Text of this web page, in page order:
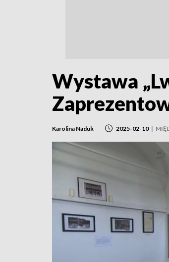
Wystawa
Karolina Naduk 2025-02-10 |